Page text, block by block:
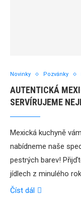
Novinky Pozvánky
AUTENTICKÁ
SERVÍRUJEME
Mexická kuchyně
nabídneme naše
pestrých barev!
jídlech z minulého
Číst dál